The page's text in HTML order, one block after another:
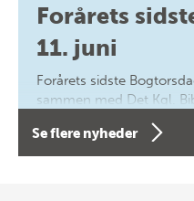
Forårets
11. juni
Forårets sidste
sammen med Det Kgl.
forfatterne bag vores
Se flere nyheder